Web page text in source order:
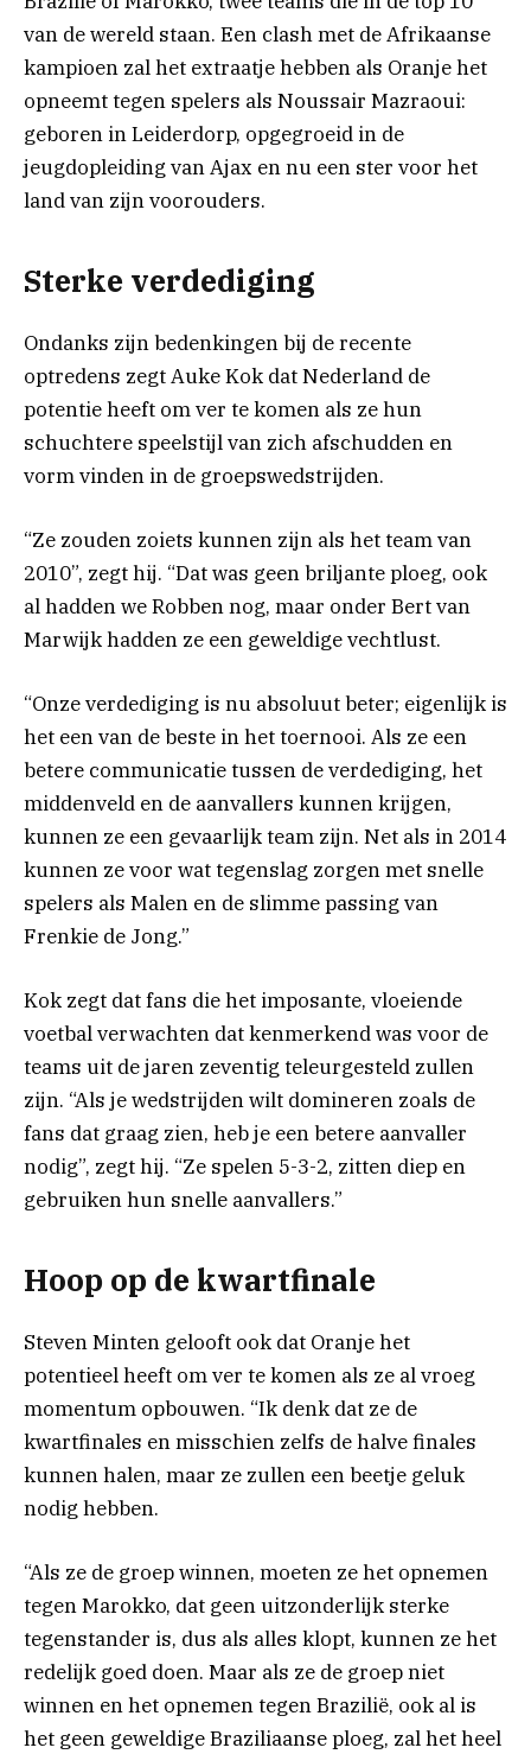
van de wereld staan. Een clash met de Afrikaanse
kampioen zal het extraatje hebben als Oranje het
opneemt tegen spelers als Noussair Mazraoui:
geboren in Leiderdorp, opgegroeid in de
jeugdopleiding van Ajax en nu een ster voor het
land van zijn voorouders.
Sterke verdediging
Ondanks zijn bedenkingen bij de recente
optredens zegt Auke Kok dat Nederland de
potentie heeft om ver te komen als ze hun
schuchtere speelstijl van zich afschudden en
vorm vinden in de groepswedstrijden.
“Ze zouden zoiets kunnen zijn als het team van
2010”, zegt hij. “Dat was geen briljante ploeg, ook
al hadden we Robben nog, maar onder Bert van
Marwijk hadden ze een geweldige vechtlust.
“Onze verdediging is nu absoluut beter; eigenlijk is
het een van de beste in het toernooi. Als ze een
betere communicatie tussen de verdediging, het
middenveld en de aanvallers kunnen krijgen,
kunnen ze een gevaarlijk team zijn. Net als in 2014
kunnen ze voor wat tegenslag zorgen met snelle
spelers als Malen en de slimme passing van
Frenkie de Jong.”
Kok zegt dat fans die het imposante, vloeiende
voetbal verwachten dat kenmerkend was voor de
teams uit de jaren zeventig teleurgesteld zullen
zijn. “Als je wedstrijden wilt domineren zoals de
fans dat graag zien, heb je een betere aanvaller
nodig”, zegt hij. “Ze spelen 5-3-2, zitten diep en
gebruiken hun snelle aanvallers.”
Hoop op de kwartfinale
Steven Minten gelooft ook dat Oranje het
potentieel heeft om ver te komen als ze al vroeg
momentum opbouwen. “Ik denk dat ze de
kwartfinales en misschien zelfs de halve finales
kunnen halen, maar ze zullen een beetje geluk
nodig hebben.
“Als ze de groep winnen, moeten ze het opnemen
tegen Marokko, dat geen uitzonderlijk sterke
tegenstander is, dus als alles klopt, kunnen ze het
redelijk goed doen. Maar als ze de groep niet
winnen en het opnemen tegen Brazilië, ook al is
het geen geweldige Braziliaanse ploeg, zal het heel